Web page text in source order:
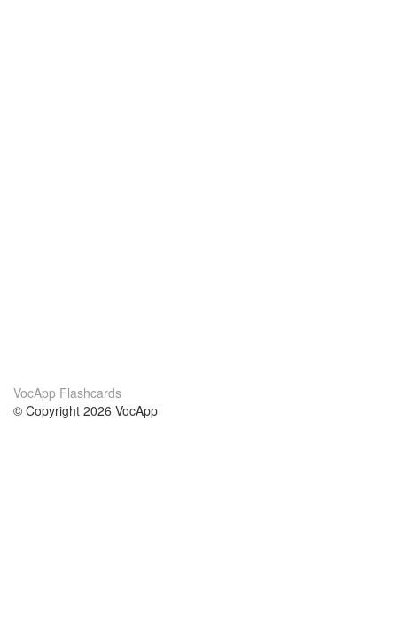
VocApp Flashcards
© Copyright 2026 VocApp